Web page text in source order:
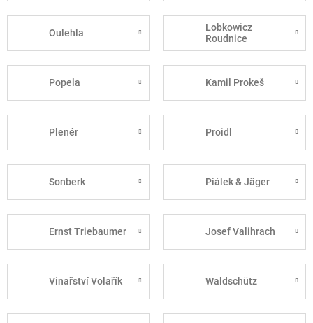
Oulehla
Lobkowicz
Roudnice
Popela Kamil Prokeš
Plenér Proidl
Sonberk Piálek & Jäger
Ernst Triebaumer Josef Valihrach
Vinařství Volařík Waldschütz